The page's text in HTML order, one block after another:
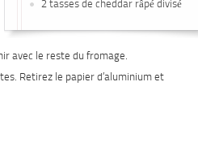
2 tasses de cheddar râpé divisé
avec le reste du fromage.
Retirez le papier d’aluminium et